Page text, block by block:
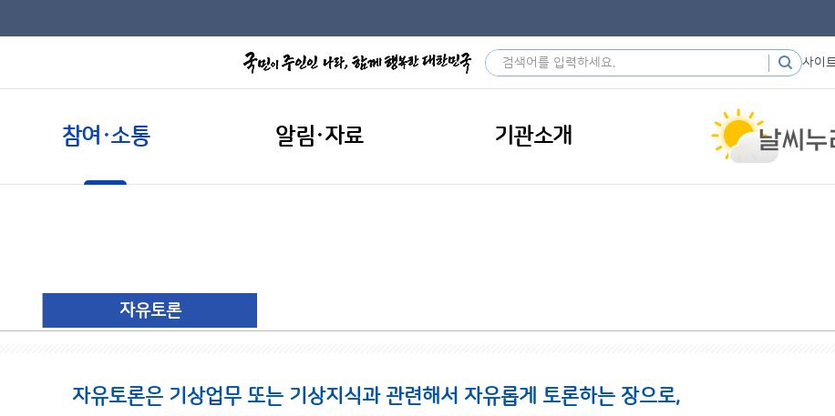
사이
참여·소통 알림·자료 기관소개
자유토론
자유토론은 기상업무 또는 기상지식과 관련해서 자유롭게 토론하는 장으로,